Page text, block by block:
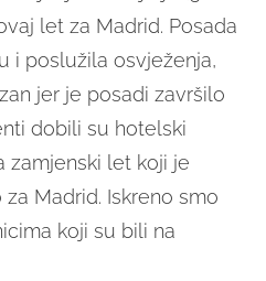
let za Madrid. Posada
i poslužila osvježenja,
jer je posadi završilo
dobili su hotelski
zamjenski let koji je
Madrid. Iskreno smo
koji su bili na